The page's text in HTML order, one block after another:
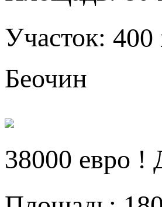
Участок: 400
Беочин
38000 евро !